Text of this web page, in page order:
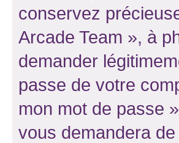
conservez
Arcade Team », à
demander
passe de votre
mon mot de passe
vous demandera